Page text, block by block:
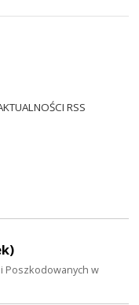
RSS
Poszkodowanych w